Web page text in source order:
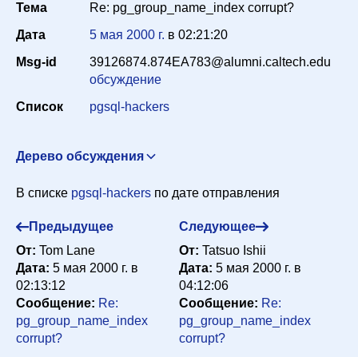
Период
Искать
Тема
Re: pg_group_name_index corrupt?
Дата
5 мая 2000 г. в 02:21:20
Msg-id
39126874.874EA783@alumni.caltech.edu
обсуждение
Список
pgsql-hackers
Дерево обсуждения
<scrappy@hub.org> 4 мая 2000 г. в 01:49:32
Re: pg_group_name_index corrupt? Tom Lane
Re: pg_group_name_index corrupt? The Hermit
Hacker <scrappy@hub.org> 4 мая 2000 г. в 07:33:38
Re: pg_group_name_index corrupt? Tom Lane
<tgl@sss.pgh.pa.us>
4 мая 2000 г. в 11:02:56
Re: pg_group_name_index corrupt?
В списке pgsql-hackers по дате отправления
Предыдущее
От: Tom Lane
Дата: 5 мая 2000 г. в
02:13:12
Сообщение: Re:
pg_group_name_index
corrupt?
Следующее
От: Tatsuo Ishii
Дата: 5 мая 2000 г. в
04:12:06
Сообщение: Re:
pg_group_name_index
corrupt?